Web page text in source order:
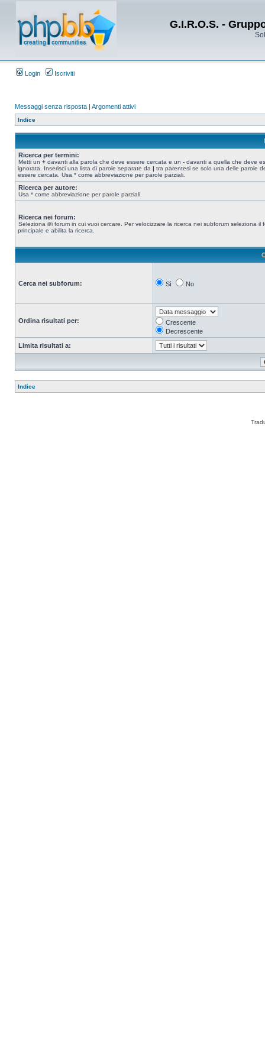
G.I.R.O.S. -
Login Iscriviti
Messaggi senza risposta | Argomenti attivi
Indice
Ricerca per termini:
Metti un + davanti alla parola che deve essere cercata e un - davanti a quella che deve
ignorata. Inserisci una lista di parole separate da | tra parentesi se solo una delle parole
essere cercata. Usa * come abbreviazione per parole parziali.
Ricerca per autore:
Usa * come abbreviazione per parole parziali.
Ricerca nei forum:
Seleziona il/i forum in cui vuoi cercare. Per velocizzare la ricerca nei subforum seleziona il
principale e abilita la ricerca.
Cerca nei subforum: Sì No
Ordina risultati per:
Crescente
Decrescente
Limita risultati a:
Indice